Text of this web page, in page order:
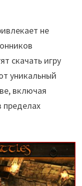
не
скачать игру
уникальный
включая
пределах